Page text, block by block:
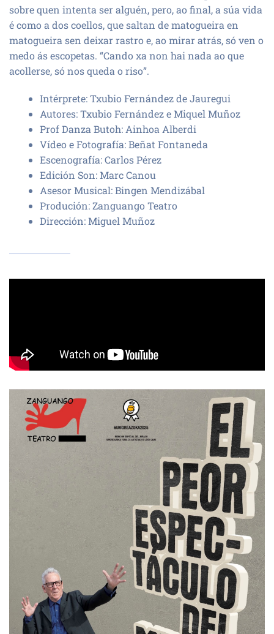
sobre quen intenta ser alguén, pero, ao final, a súa vida
é como a dos coellos, que saltan de matogueira en
matogueira sen deixar rastro e, ao mirar atrás, só ven o
medo ás escopetas. “Cando xa non hai nada ao que
acollerse, só nos queda o riso”.
Intérprete: Txubio Fernández de Jauregui
Autores: Txubio Fernández e Miquel Muñoz
Prof Danza Butoh: Ainhoa Alberdi
Vídeo e Fotografía: Beñat Fontaneda
Escenografía: Carlos Pérez
Edición Son: Marc Canou
Asesor Musical: Bingen Mendizábal
Produción: Zanguango Teatro
Dirección: Miguel Muñoz